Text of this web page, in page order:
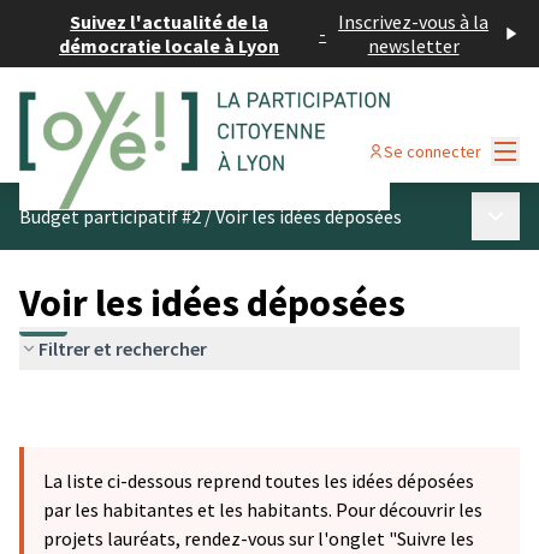
Suivez l'actualité de la
démocratie locale à Lyon
- Inscrivez-vous à la
newsletter
Se connecter
Budget participatif #2/Voir les idées déposées
Voir les idées déposées
Filtrer et rechercher
La liste ci-dessous reprend toutes les idées déposées
par les habitantes et les habitants. Pour découvrir les
projets lauréats, rendez-vous sur l'onglet "Suivre les